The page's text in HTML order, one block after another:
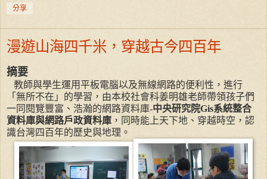
分享
漫遊山海四千米，穿越古今四百年
摘要
教師與學生運用平板電腦以及無線網路的便利性，進行
「無所不在」的學習，由本校社會科姜明雄老師帶領孩子們
一同閱覽豐富、浩瀚的網路資料庫-中央研究院Gis系統整合
資料庫與網路戶政資料庫 ， 同時能上天下地、穿越時空，認
識台灣四百年的歷史與地理。